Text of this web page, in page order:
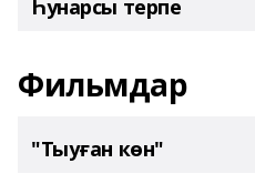
Һунарсы терпе
Фильмдар
"Тыуған көн"